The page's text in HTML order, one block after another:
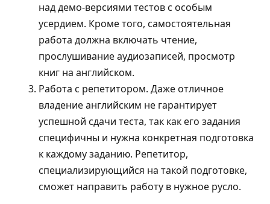
над демо-версиями тестов с особым
усердием. Кроме того, самостоятельная
работа должна включать чтение,
прослушивание аудиозаписей, просмотр
книг на английском.
Работа с репетитором. Даже отличное
владение английским не гарантирует
успешной сдачи теста, так как его задания
специфичны и нужна конкретная подготовка
к каждому заданию. Репетитор,
специализирующийся на такой подготовке,
сможет направить работу в нужное русло.